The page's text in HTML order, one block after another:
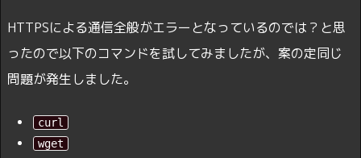
HTTPSによる通信全般がエラーとなっているのでは？と思
ったので以下のコマンドを試してみましたが、案の定同じ
問題が発生しました。
curl
wget